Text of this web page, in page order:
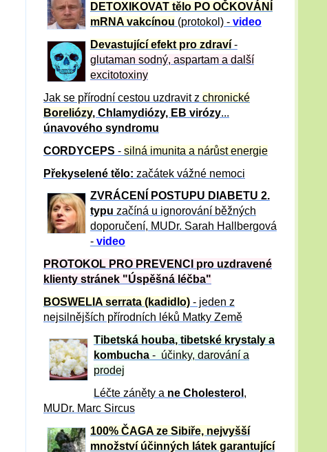
DETOXIKOVAT tělo PO OČKOVÁNÍ
mRNA vakcínou (protokol) - video
Devastující efekt pro zdraví-
glutaman sodný, aspartam a další
excitotoxiny
Jak se přírodní cestou uzdravit z chronické
Boreliózy, Chlamydiózy, EB virózy...
únavového syndromu
CORDYCEPS - silná imunita a nárůst energie
Překyselené tělo: začátek vážné nemoci
ZVRÁCE NÍ POSTUPU DIABETU 2.
typu začíná u ignorování běžných
doporučení, MUDr. Sarah Hallbergová
- video
PROTOKOL PRO PREVENCI pro uzdravené
klienty stránek "Úspěšná léčba"
BOSWELIA serrata (kadidlo) - jeden z
nejsilnějších přírodních léků Matky Země
Tibetská houba, tibetské krystaly a
kombucha - účinky, darování a
prodej
Léčte záněty a ne Cholesterol ,
MUDr. Marc Sircus
100% ČAGA ze Sibiře, nejvyšší
množství účinných látek garantující